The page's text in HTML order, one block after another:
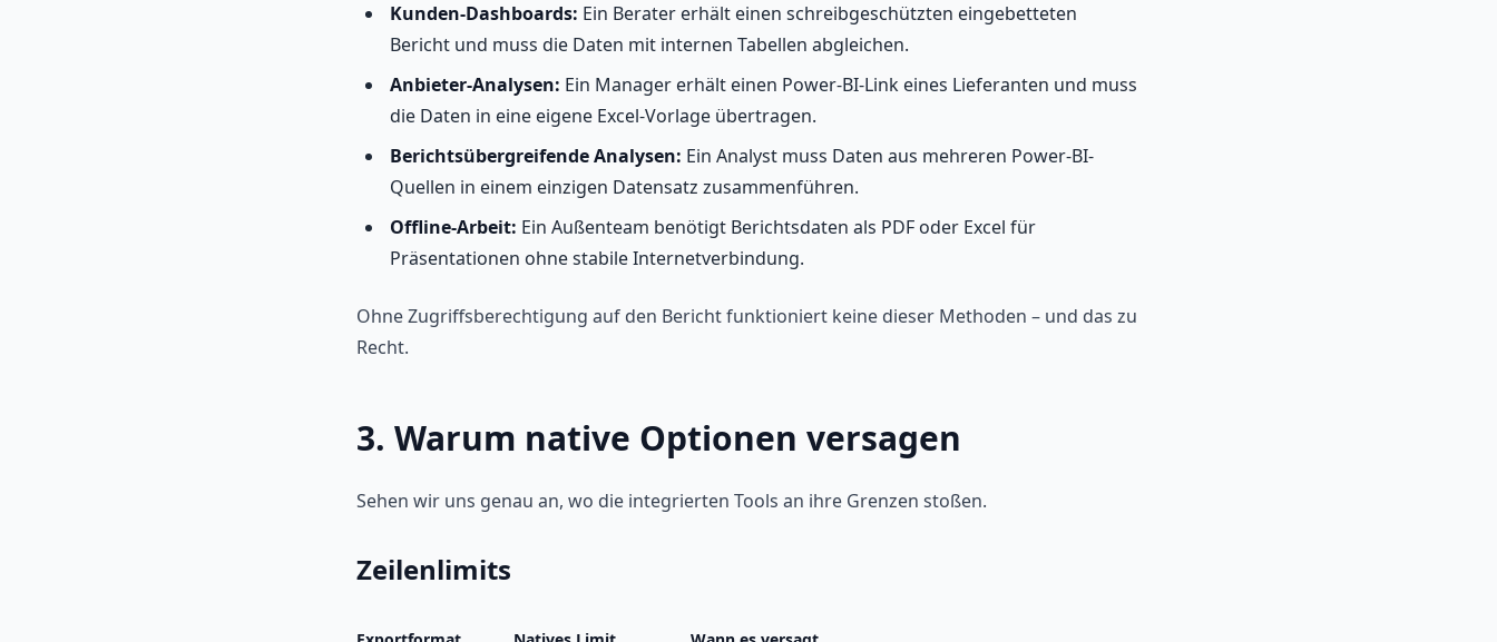
Kunden-Dashboards: Ein Berater erhält einen schreibgeschützten eingebetteten
Bericht und muss die Daten mit internen Tabellen abgleichen.
Anbieter-Analysen: Ein Manager erhält einen Power-BI-Link eines Lieferanten und muss
die Daten in eine eigene Excel-Vorlage übertragen.
Berichtsübergreifende Analysen: Ein Analyst muss Daten aus mehreren Power-BI-
Quellen in einem einzigen Datensatz zusammenführen.
Offline-Arbeit: Ein Außenteam benötigt Berichtsdaten als PDF oder Excel für
Präsentationen ohne stabile Internetverbindung.
Ohne Zugriffsberechtigung auf den Bericht funktioniert keine dieser Methoden – und das zu
Recht.
3. Warum native Optionen versagen
Sehen wir uns genau an, wo die integrierten Tools an ihre Grenzen stoßen.
Zeilenlimits